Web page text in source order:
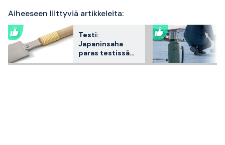
Aiheeseen liittyviä artikkeleita:
Testi:
Japaninsaha
paras testissä
2026 – 3